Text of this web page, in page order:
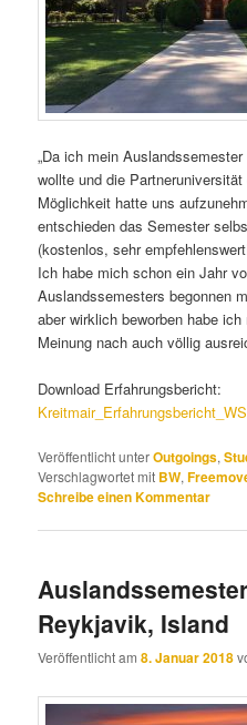
„Da ich mein
wollte und die
Möglichkeit hatte uns
entschieden das Semester
(kostenlos, sehr
Ich habe mich schon ein Jahr
Auslandssemesters begonnen
aber wirklich beworben habe
Meinung nach auch völlig
Download Erfahrungsbericht:
Veröffentlicht unterOutgoings,
Verschlagwortet mit BW,
Schreibe einen Kommentar
Reykjavik, Island
Veröffentlicht am8. Januar 2018